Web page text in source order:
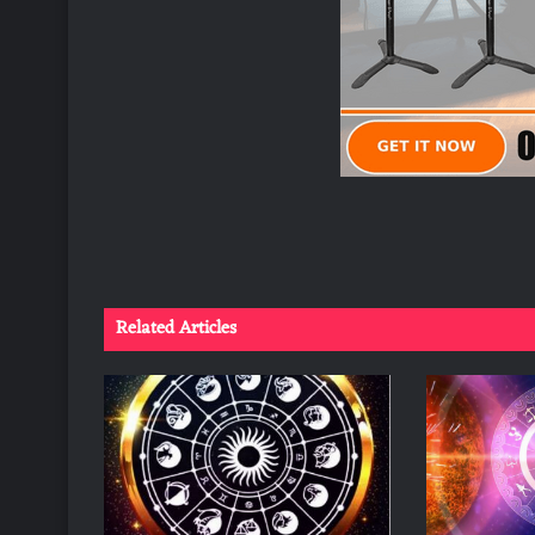
Related Articles